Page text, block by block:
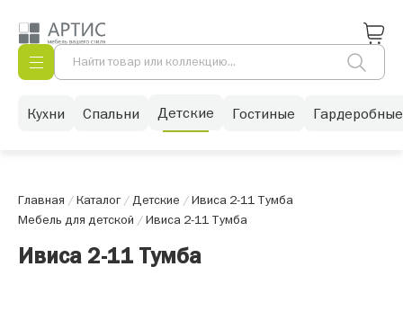
Кухни Спальни Детские Гостиные Гардеробные
Главная /Каталог/Детские /Ивиса 2-11 Тумба
Мебель для детской /Ивиса 2-11 Тумба
Ивиса 2-11 Тумба